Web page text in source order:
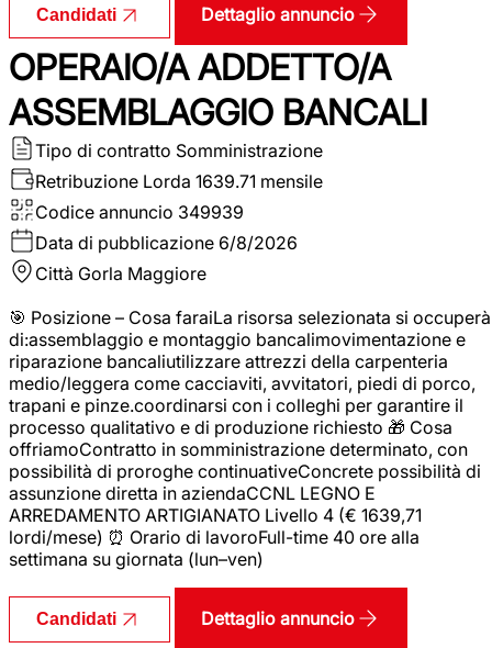
Candidati Dettaglio annuncio
OPERAIO/A ADDETTO/A
ASSEMBLAGGIO BANCALI
Tipo di contratto Somministrazione
Retribuzione Lorda 1639.71 mensile
Codice annuncio 349939
Data di pubblicazione 6/8/2026
Città Gorla Maggiore
🎯 Posizione – Cosa faraiLa risorsa selezionata si occuperà
di:assemblaggio e montaggio bancalimovimentazione e
riparazione bancaliutilizzare attrezzi della carpenteria
medio/leggera come cacciaviti, avvitatori, piedi di porco,
trapani e pinze.coordinarsi con i colleghi per garantire il
processo qualitativo e di produzione richiesto 🎁 Cosa
offriamoContratto in somministrazione determinato, con
possibilità di proroghe continuativeConcrete possibilità di
assunzione diretta in aziendaCCNL LEGNO E
ARREDAMENTO ARTIGIANATO Livello 4 (€ 1639,71
lordi/mese) ⏰ Orario di lavoroFull-time 40 ore alla
settimana su giornata (lun–ven)
Candidati Dettaglio annuncio